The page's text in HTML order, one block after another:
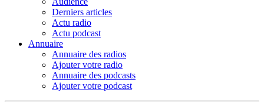
Derniers articles
Actu radio
Actu podcast
Annuaire
Annuaire des radios
Ajouter votre radio
Annuaire des podcasts
Ajouter votre podcast